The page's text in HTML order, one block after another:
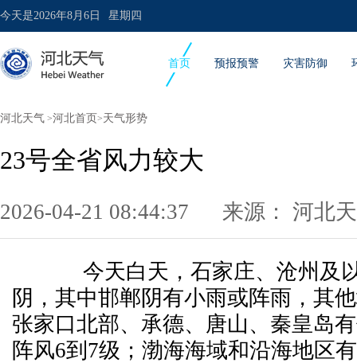
今天是2026年8月6日 星期四
首页 预报预警 灾害防御
河北天气 >河北首页 >天气形势
23号全省风力较大
2026-04-21 08:44:37 来源： 河北
今天白天，石家庄、沧州及
阴，其中邯郸阴有小雨或阵雨，其
张家口北部、承德、唐山、秦皇岛
阵风6到7级；渤海海域和沿海地区